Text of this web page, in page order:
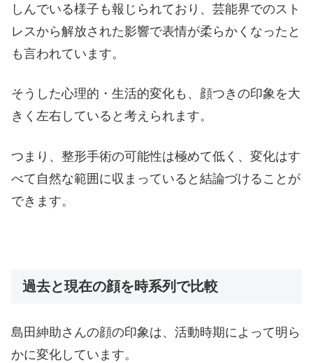
しんでいる様子も報じられており、芸能界でのスト
レスから解放された影響で表情が柔らかくなったと
も言われています。
そうした心理的・生活的変化も、顔つきの印象を大
きく左右していると考えられます。
つまり、整形手術の可能性は極めて低く、変化はす
べて自然な範囲に収まっていると結論づけることが
できます。
過去と現在の顔を時系列で比較
島田紳助さんの顔の印象は、活動時期によって明ら
かに変化しています。